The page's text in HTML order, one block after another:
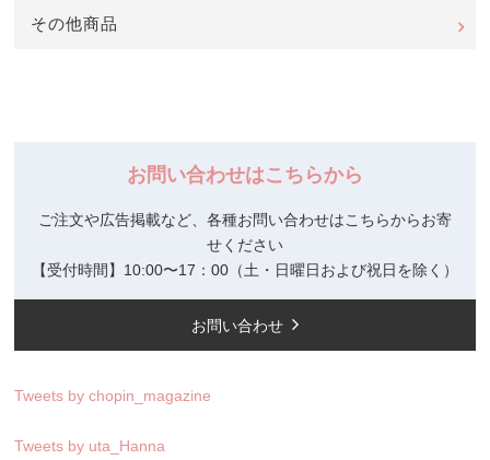
その他商品
お問い合わせはこちらから
ご注文や広告掲載など、各種お問い合わせはこちらからお寄
せください
【受付時間】10:00〜17：00（土・日曜日および祝日を除く）
お問い合わせ
Tweets by chopin_magazine
Tweets by uta_Hanna